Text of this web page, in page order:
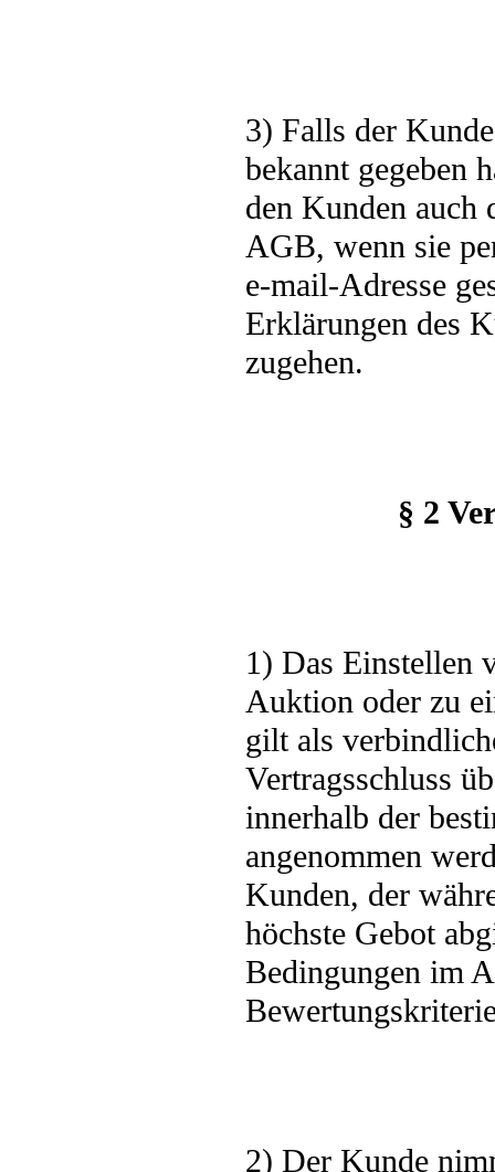
3) Falls der
bekannt gegeben
den Kunden auch
AGB, wenn sie
e-mail-Adresse
Erklärungen des
zugehen.
§ 2
1) Das Einstellen
Auktion oder zu
gilt als
Vertragsschluss
innerhalb der
angenommen
Kunden, der
höchste Gebot
Bedingungen im
2) Der Kunde